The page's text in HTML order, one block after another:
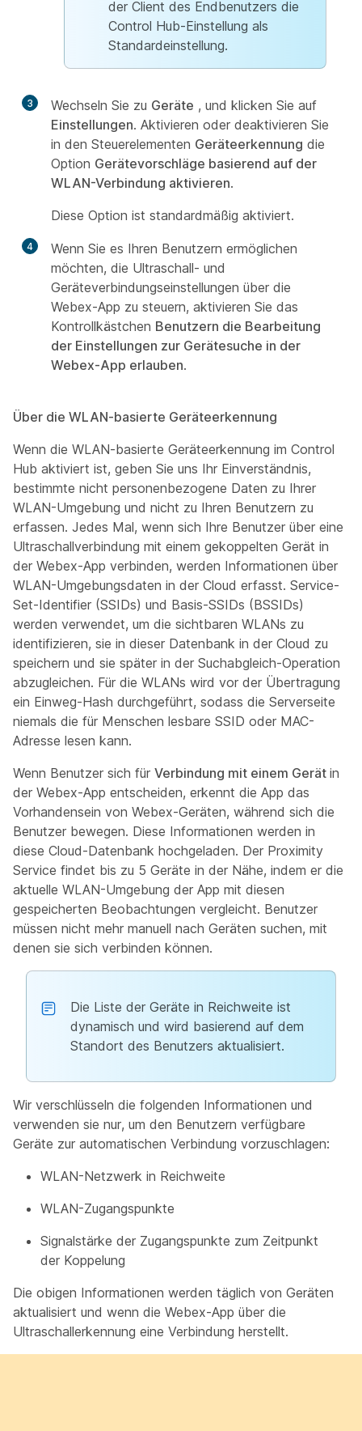
der Client des Endbenutzers die
Control Hub-Einstellung als
Standardeinstellung.
3 Wechseln Sie zu Geräte , und klicken Sie auf
Einstellungen. Aktivieren oder deaktivieren Sie
in den Steuerelementen Geräteerkennung die
Option Gerätevorschläge basierend auf der
WLAN-Verbindung aktivieren.
Diese Option ist standardmäßig aktiviert.
4
Wenn Sie es Ihren Benutzern ermöglichen
möchten, die Ultraschall- und
Geräteverbindungseinstellungen über die
Webex-App zu steuern, aktivieren Sie das
Kontrollkästchen Benutzern die Bearbeitung
der Einstellungen zur Gerätesuche in der
Webex-App erlauben.
Über die WLAN-basierte Geräteerkennung
Wenn die WLAN-basierte Geräteerkennung im Control
Hub aktiviert ist, geben Sie uns Ihr Einverständnis,
bestimmte nicht personenbezogene Daten zu Ihrer
WLAN-Umgebung und nicht zu Ihren Benutzern zu
erfassen. Jedes Mal, wenn sich Ihre Benutzer über eine
Ultraschallverbindung mit einem gekoppelten Gerät in
der Webex-App verbinden, werden Informationen über
WLAN-Umgebungsdaten in der Cloud erfasst. Service-
Set-Identifier (SSIDs) und Basis-SSIDs (BSSIDs)
werden verwendet, um die sichtbaren WLANs zu
identifizieren, sie in dieser Datenbank in der Cloud zu
speichern und sie später in der Suchabgleich-Operation
abzugleichen. Für die WLANs wird vor der Übertragung
ein Einweg-Hash durchgeführt, sodass die Serverseite
niemals die für Menschen lesbare SSID oder MAC-
Adresse lesen kann.
Wenn Benutzer sich für Verbindung mit einem Gerät in
der Webex-App entscheiden, erkennt die App das
Vorhandensein von Webex-Geräten, während sich die
Benutzer bewegen. Diese Informationen werden in
diese Cloud-Datenbank hochgeladen. Der Proximity
Service findet bis zu 5 Geräte in der Nähe, indem er die
aktuelle WLAN-Umgebung der App mit diesen
gespeicherten Beobachtungen vergleicht. Benutzer
müssen nicht mehr manuell nach Geräten suchen, mit
denen sie sich verbinden können.
Die Liste der Geräte in Reichweite ist
dynamisch und wird basierend auf dem
Standort des Benutzers aktualisiert.
Wir verschlüsseln die folgenden Informationen und
verwenden sie nur, um den Benutzern verfügbare
Geräte zur automatischen Verbindung vorzuschlagen:
WLAN-Netzwerk in Reichweite
WLAN-Zugangspunkte
Signalstärke der Zugangspunkte zum Zeitpunkt
der Koppelung
Die obigen Informationen werden täglich von Geräten
aktualisiert und wenn die Webex-App über die
Ultraschallerkennung eine Verbindung herstellt.